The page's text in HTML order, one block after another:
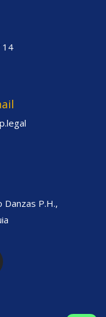
14
Danzas P.H.,